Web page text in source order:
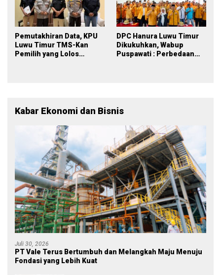
Pemutakhiran Data, KPU
Luwu Timur TMS-Kan
Pemilih yang Lolos
DPC Hanura Luwu Timur
Dikukuhkan, Wabup
Puspawati : Perbedaan
Kabar Ekonomi dan Bisnis
Juli 30, 2026
PT Vale Terus Bertumbuh dan Melangkah Maju Menuju
Fondasi yang Lebih Kuat